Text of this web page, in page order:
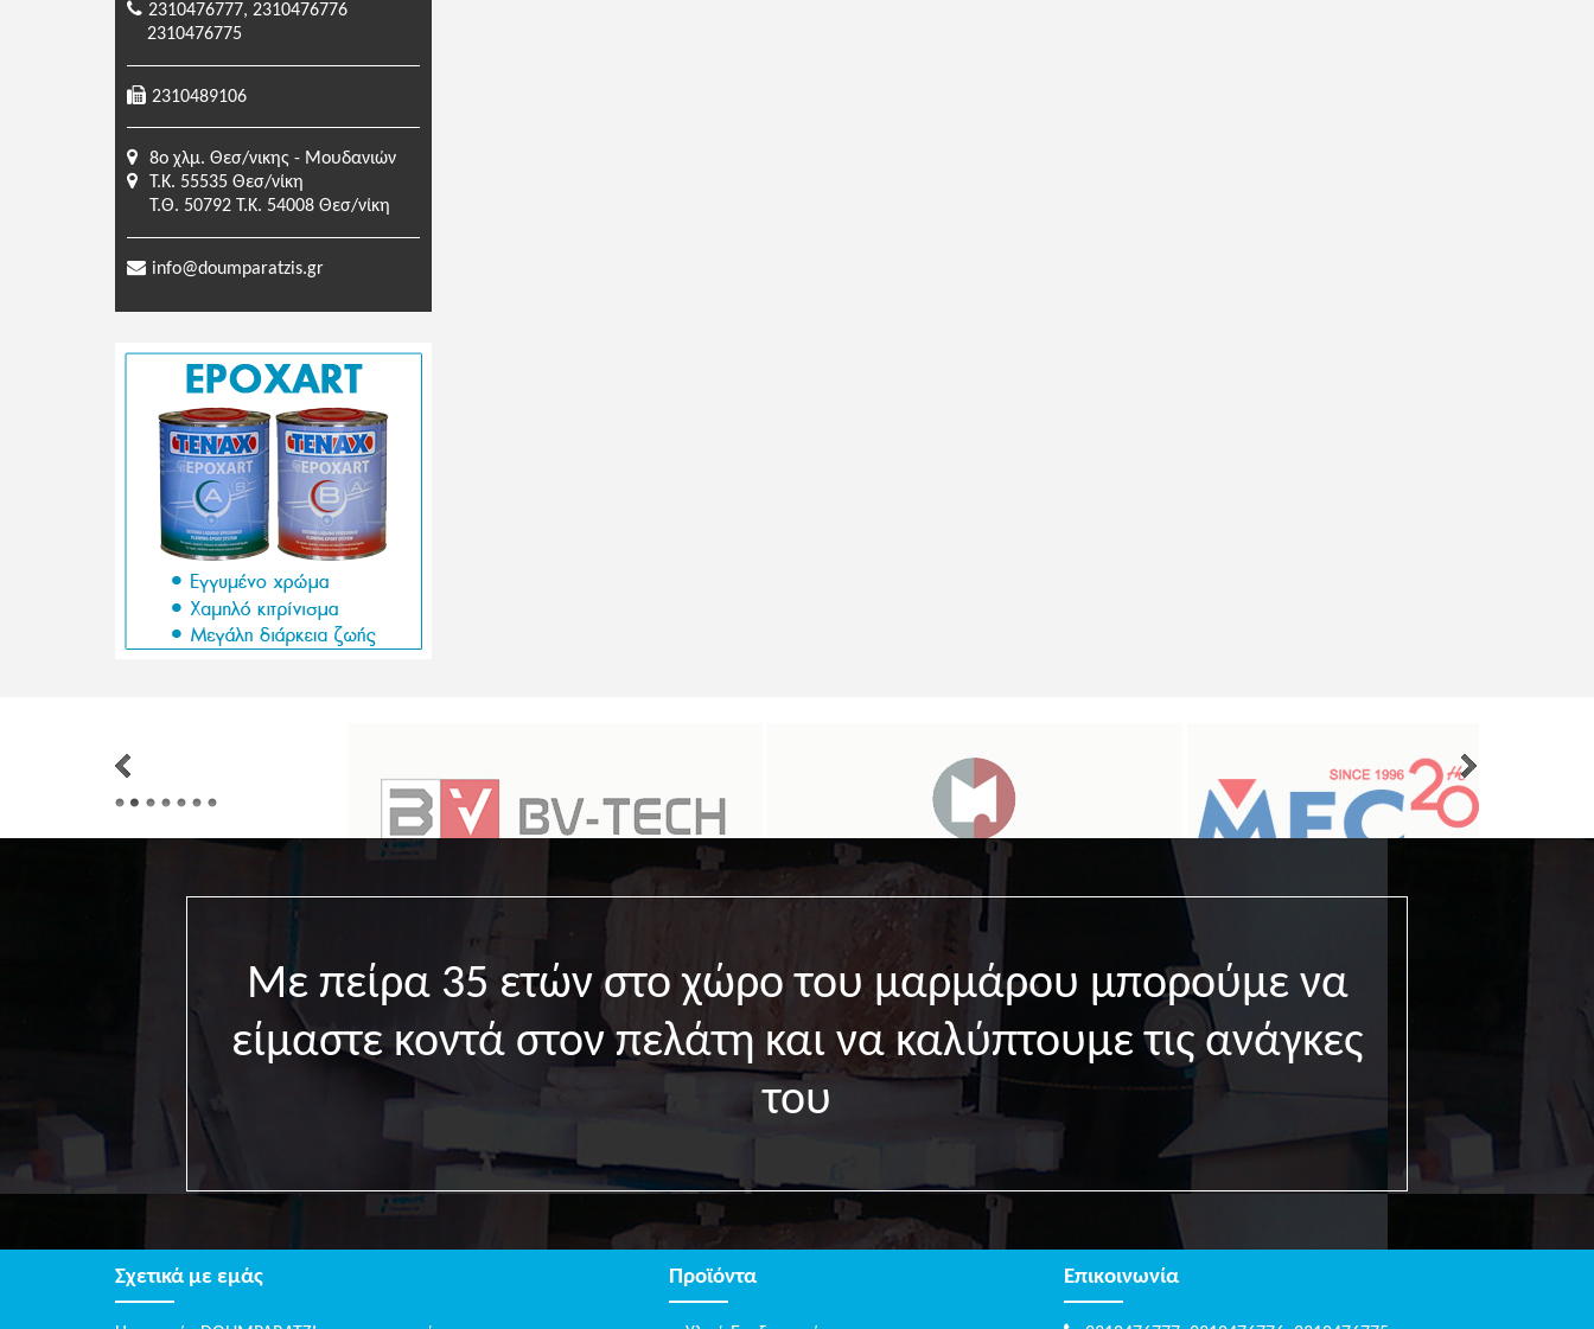
2310476777, 2310476776
2310476775
2310489106
8o χλμ. Θεσ/νικης - Μουδανιών
Τ.Κ. 55535 Θεσ/νίκη
Τ.Θ. 50792 Τ.Κ. 54008 Θεσ/νίκη
info@doumparatzis.gr
Με πείρα 35 ετών στο χώρο του μαρμάρου μπορούμε να
είμαστε κοντά στον πελάτη και να καλύπτουμε τις ανάγκες
του
Σχετικά με εμάς Προϊόντα Επικοινωνία